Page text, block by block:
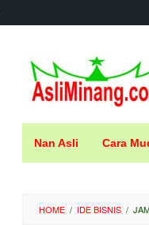
konten
Nan Asli Cara
HOME / IDE BISNIS /